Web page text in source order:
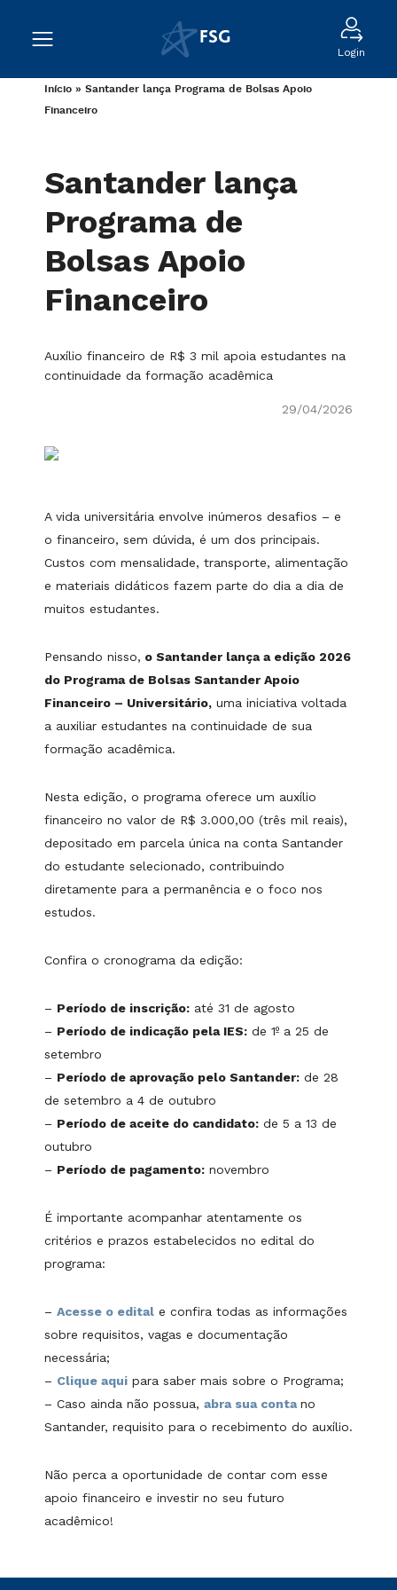
Login
Início » Santander lança Programa de Bolsas Apoio
Financeiro
Santander lança
Programa de
Bolsas Apoio
Financeiro
Auxílio financeiro de R$ 3 mil apoia estudantes na
continuidade da formação acadêmica
29/04/2026
A vida universitária envolve inúmeros desafios – e
o financeiro, sem dúvida, é um dos principais.
Custos com mensalidade, transporte, alimentação
e materiais didáticos fazem parte do dia a dia de
muitos estudantes.
Pensando nisso, o Santander lança a edição 2026
do Programa de Bolsas Santander Apoio
Financeiro – Universitário, uma iniciativa voltada
a auxiliar estudantes na continuidade de sua
formação acadêmica.
Nesta edição, o programa oferece um auxílio
financeiro no valor de R$ 3.000,00 (três mil reais),
depositado em parcela única na conta Santander
do estudante selecionado, contribuindo
diretamente para a permanência e o foco nos
estudos.
Confira o cronograma da edição:
– Período de inscrição: até 31 de agosto
– Período de indicação pela IES: de 1º a 25 de
setembro
– Período de aprovação pelo Santander: de 28
de setembro a 4 de outubro
– Período de aceite do candidato: de 5 a 13 de
outubro
– Período de pagamento: novembro
É importante acompanhar atentamente os
critérios e prazos estabelecidos no edital do
programa:
– Acesse o edital e confira todas as informações
sobre requisitos, vagas e documentação
necessária;
– Clique aqui para saber mais sobre o Programa;
– Caso ainda não possua, abra sua conta no
Santander, requisito para o recebimento do auxílio.
Não perca a oportunidade de contar com esse
apoio financeiro e investir no seu futuro
acadêmico!